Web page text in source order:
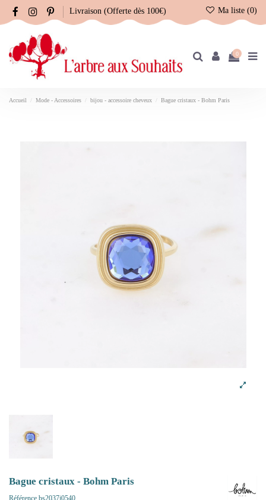
Livraison (Offerte dès 100€) Ma liste (0)
0
Accueil Mode - Accessoires bijou - accessoire cheveux Bague cristaux - Bohm Paris
Bague cristaux - Bohm Paris
Référence bs2037j0540